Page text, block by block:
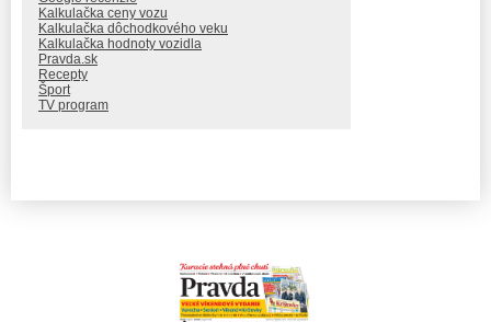
Kalkulačka ceny vozu
Kalkulačka dôchodkového veku
Kalkulačka hodnoty vozidla
Pravda.sk
Recepty
Šport
TV program